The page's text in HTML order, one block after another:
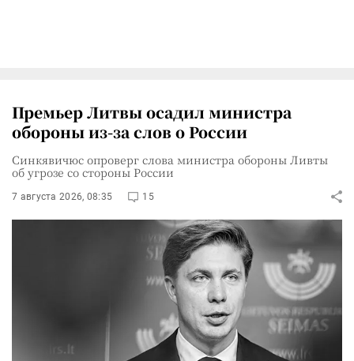
Премьер Литвы осадил министра
обороны из-за слов о России
Синкявичюс опроверг слова министра обороны Ливты
об угрозе со стороны России
7 августа 2026, 08:35 15